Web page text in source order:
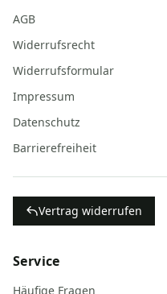
AGB
Widerrufsrecht
Widerrufsformular
Impressum
Datenschutz
Barrierefreiheit
Vertrag widerrufen
Service
Häufige Fragen